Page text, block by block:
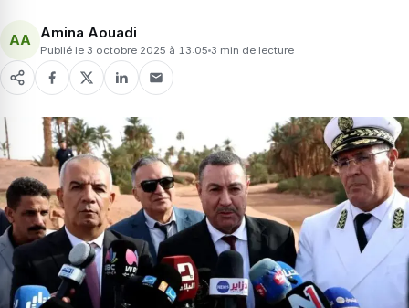
AA Amina Aouadi
Publié le 3 octobre 2025 à 13:05 3 min de lecture